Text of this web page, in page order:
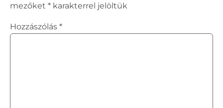
mezőket * karakterrel jelöltük
Hozzászólás *